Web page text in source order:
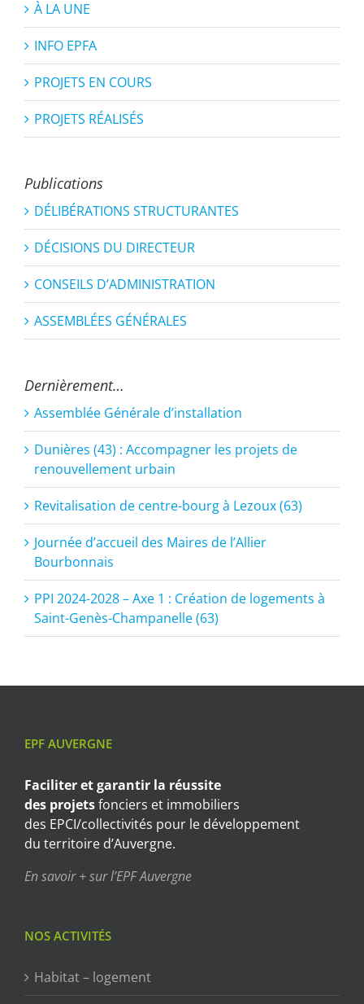
À LA UNE
INFO EPFA
PROJETS EN COURS
PROJETS RÉALISÉS
Publications
DÉLIBÉRATIONS STRUCTURANTES
DÉCISIONS DU DIRECTEUR
CONSEILS D’ADMINISTRATION
ASSEMBLÉES GÉNÉRALES
Dernièrement…
Assemblée Générale d’installation
Dunières (43) : Accompagner les projets de
renouvellement urbain
Revitalisation de centre-bourg à Lezoux (63)
Journée d’accueil des Maires de l’Allier
Bourbonnais
PPI 2024-2028 – Axe 1 : Création de logements à
Saint-Genès-Champanelle (63)
EPF AUVERGNE
Faciliter et garantir la réussite
des projetsfonciers et immobiliers
des EPCI/collectivités pour le développement
du territoire d’Auvergne.
En savoir + sur l’EPF Auvergne
NOS ACTIVITÉS
Habitat – logement